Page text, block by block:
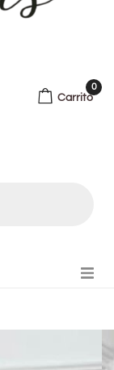
Carrito
0